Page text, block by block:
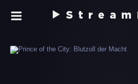
Stream